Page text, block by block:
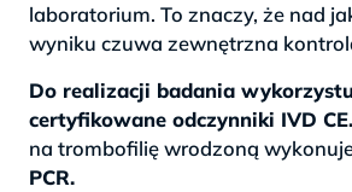
laboratorium. To znaczy, że nad
wyniku czuwa zewnętrzna
Do realizacji badania
certyfikowane odczynniki IVD CE.
na trombofilię wrodzoną
PCR.